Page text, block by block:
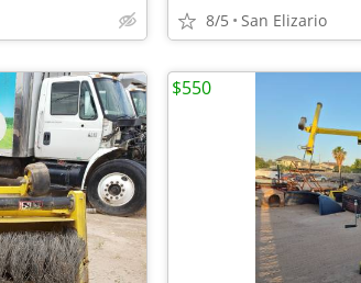
8/5 San Elizario
$550